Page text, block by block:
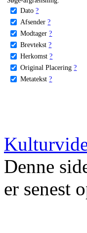
Dato ?
Afsender ?
Modtager ?
Brevtekst ?
Herkomst ?
Original Placering ?
Metatekst ?
Denne
er senest